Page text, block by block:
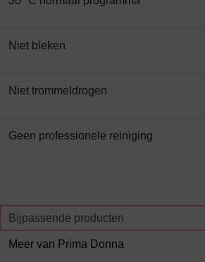
Niet bleken
Niet trommeldrogen
Geen professionele reiniging
Bijpassende producten
Meer van Prima Donna